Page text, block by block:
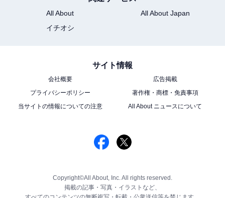
All About
All About Japan
イチオシ
サイト情報
会社概要
広告掲載
プライバシーポリシー
著作権・商標・免責事項
当サイトの情報についての注意
All About ニュースについて
Copyright©All About, Inc. All rights reserved.
掲載の記事・写真・イラストなど、